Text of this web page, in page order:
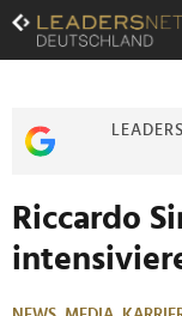
Zum
Inhalt
Zur
Zur
Riccardo